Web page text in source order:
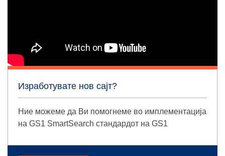
Изработувате нов сајт?
Ние можеме да Ви помогнеме во имплементација
на GS1 SmartSearch стандардот на GS1